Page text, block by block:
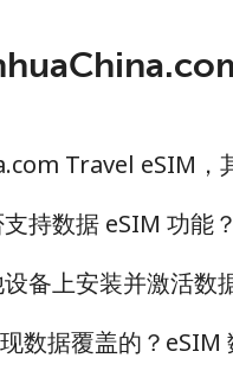
Travel eSIM，
持数据 eSIM 功能
备上安装并激活数
数据覆盖的？eSIM